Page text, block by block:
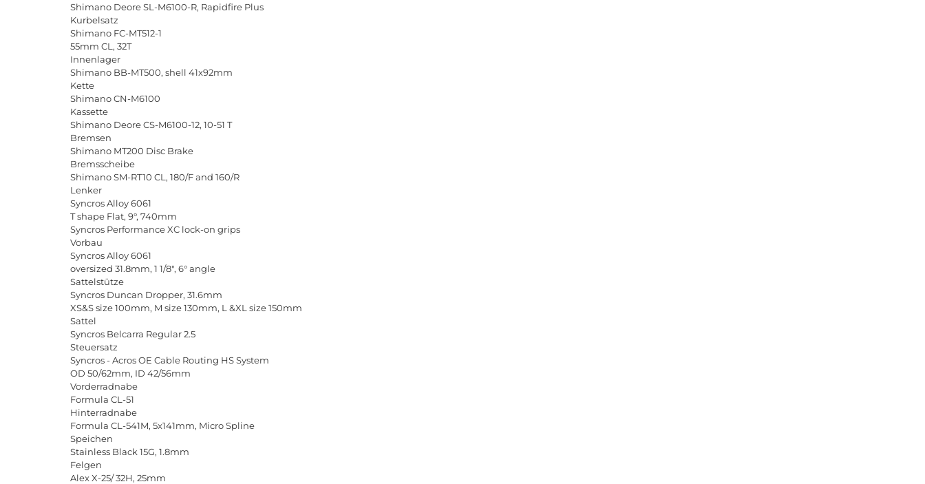
Shimano DeoreSL -M6100-R, Rapidfire Plus
Kurbelsatz
Shimano FC-MT512-1
55mm CL , 32T
Innenlager
Shimano BB-MT500, shell 41x92mm
Kette
ShimanoCN-M6100
Kassette
Shimano DeoreCS-M6100-12, 10-51 T
Bremsen
Shimano MT200 Disc Brake
Bremsscheibe
ShimanoSM-RT10 CL , 180/Fand 160/R
Lenker
SyncrosAlloy6061
Tshape Flat, 9°, 740mm
Syncros PerformanceXC lock-on grips
Vorbau
SyncrosAlloy6061
oversized 31.8mm, 1 1/8", 6°angle
Sattelstütze
Syncros Duncan Dropper, 31.6mm
XS&Ssize100mm, M size130mm, L &XL size150mm
Sattel
Syncros Belcarra Regular2.5
Steuersatz
Syncros-AcrosOE Cable Routing HSSystem
OD 50/62mm, ID 42/56mm
Vorderradnabe
Formula CL -51
Hinterradnabe
Formula CL -541M, 5x141mm, MicroSpline
Speichen
Stainless Black 15G, 1.8mm
Felgen
AlexX-25/ 32H, 25mm